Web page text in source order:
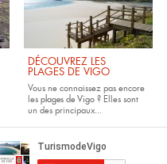
DÉCOUVREZ LES
PLAGES DE VIGO
Vous ne connaissez pas encore
les plages de Vigo ? Elles sont
un des principaux...